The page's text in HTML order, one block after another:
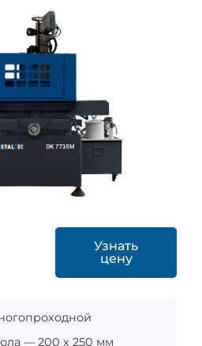
Узнать
цену
— 200 х 250 мм